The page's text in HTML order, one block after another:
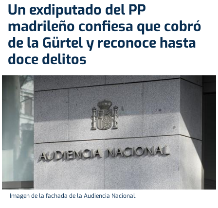
Un exdiputado del PP
madrileño confiesa que cobró
de la Gürtel y reconoce hasta
doce delitos
Imagen de la fachada de la Audiencia Nacional.